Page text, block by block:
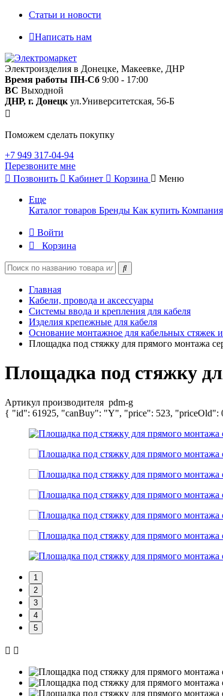
Статьи и новости
Написать нам
Электроизделия в Донецке, Макеевке, ДНР
Время работы ПН-Сб 9:00 - 17:00
ВС Выходной
ДНР, г. Донецк ул.Университетская, 56-Б
Поможем сделать покупку
+7 949 317-04-94
Перезвоните мне
Позвонить
Кабинет Корзина Меню
Еще
Каталог товаров Бренды Как купить Компания
Войти
Корзина
Главная
Кабели, провода и аксессуары
Системы ввода и крепления для кабеля
Изделия крепежные для кабеля
Основание монтажное для кабельных стяжек
Площадка под стяжку для прямого монтажа
Площадка под стяжку
Артикул производителя pdm-g
{ "id": 61925, "canBuy": "Y", "price": 523, "priceOld":
1
2
3
4
5